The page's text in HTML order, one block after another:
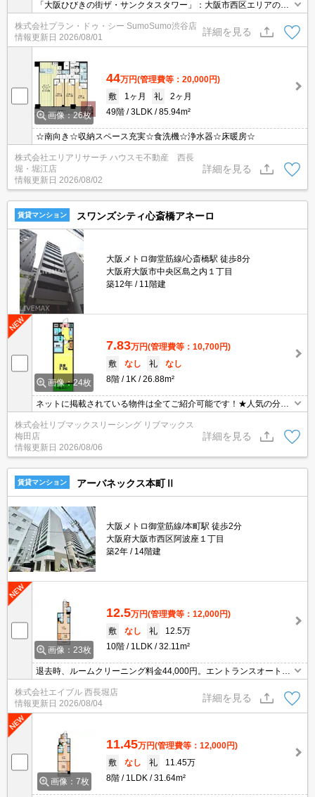
「大阪ひびきの街ザ・サンクタスタワー」：大阪市西区エリアの新
居にピッタリ。ローソン 大阪厚生年金会館前店まで徒歩1分と近場
にコンビニがあるのもポイント。セキュリティ面は、TVインターホ
ン・オートロックなどを備え付けているので安心して暮らせます。
株式会社プラン・ドゥ・シー SumoSumo渋谷店
情報更新日 2026/08/01
詳細を見る
画像：26枚
44万円(管理費等：20,000円)
敷
1ヶ月 礼
2ヶ月
49階
3LDK 85.94m²
☆南向き☆収納スペース充実☆食洗機☆浄水器☆床暖房☆
株式会社エリアリサーチ ハウスモ不動産 西長
堀・堀江店
情報更新日 2026/08/02
詳細を見る
賃貸マンション スワンズシティ心斎橋アネーロ
大阪メトロ御堂筋線/心斎橋駅 徒歩8分
大阪府大阪市中央区島之内１丁目
築12年
11階建
画像：24枚
7.83万円(管理費等：10,700円)
敷
なし 礼
なし
8階
1K 26.88m²
ネットに掲載されている物件は全てご紹介可能です！★人気の分譲
型マンション★初期費用クレジット決済可能★敷金礼金0円で初期
費用を抑えてのお引越しが可能です♪南向きで日当たり眺望良好です
♪
株式会社リブマックスリーシング リブマックス
梅田店
情報更新日 2026/08/06
詳細を見る
賃貸マンション アーバネックス本町Ⅱ
大阪メトロ御堂筋線/本町駅 徒歩2分
大阪府大阪市西区阿波座１丁目
築2年
14階建
画像：23枚
12.5万円(管理費等：12,000円)
敷
なし 礼
12.5万
10階
1LDK 32.11m²
退去時、ルームクリーニング料金44,000円。エントランスオートロ
ック。エレベーター付きのマンションタイプ。床暖房付きでポッカ
ポカ。浴室乾燥機付。室内に洗濯機置場あり。便利な洗面所独立タ
イプ。
株式会社エイブル 西長堀店
情報更新日 2026/08/04
詳細を見る
画像：7枚
11.45万円(管理費等：12,000円)
敷
なし 礼
11.45万
8階
1LDK 31.64m²